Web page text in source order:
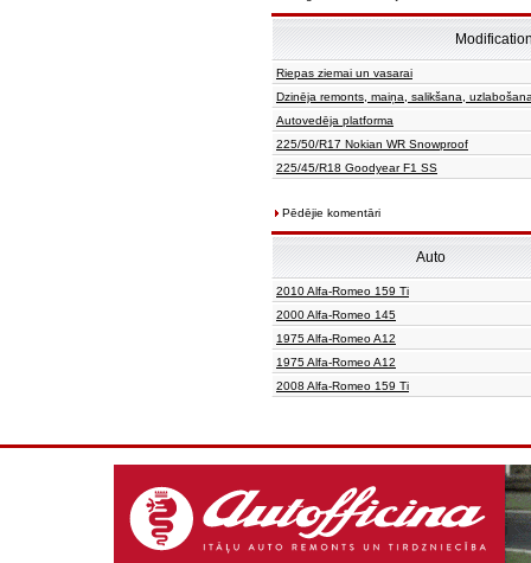
Riepas ziemai un vasarai
Dzinēja remonts, maiņa, salikšana,
Autovedēja platforma
225/50/R17 Nokian WR Snowproof
225/45/R18 Goodyear F1 SS
Pēdējie komentāri
Auto
2010 Alfa-Romeo 159 Ti
2000 Alfa-Romeo 145
1975 Alfa-Romeo A12
1975 Alfa-Romeo A12
2008 Alfa-Romeo 159 Ti